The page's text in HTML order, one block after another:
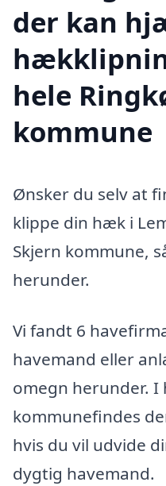
der kan
hele
kommune
Ønsker du selv at
klippe din hæk i
Skjern kommune,
herunder.
Vi fandt 6
havemand eller
omegn herunder. I
kommunefindes
hvis du vil udvide
dygtig havemand.